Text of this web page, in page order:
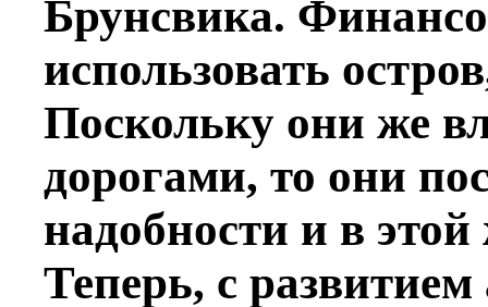
Брунсвика.
использовать
Поскольку они же
дорогами, то они
надобности и в
Теперь, с